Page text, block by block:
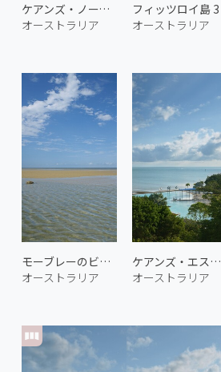
ケアンズ・ノースの朝焼け 2
オーストラリア
フィッツロイ島 3
オーストラリア
モーブレーのビーチ 1
オーストラリア
ケアンズ・エスプラネード 2
オーストラリア